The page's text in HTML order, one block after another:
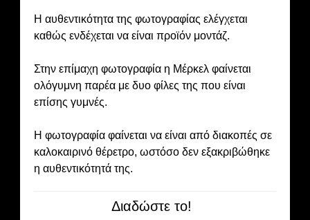
Η αυθεντικότητα της φωτογραφίας ελέγχεται
καθώς ενδέχεται να είναι προϊόν μοντάζ.
Στην επίμαχη φωτογραφία η Μέρκελ φαίνεται
ολόγυμνη παρέα με δυο φίλες της που είναι
επίσης γυμνές.
Η φωτογραφία φαίνεται να είναι από διακοπές σε
καλοκαιρινό θέρετρο, ωστόσο δεν εξακριβώθηκε
η αυθεντικότητά της.
Διαδώστε το!